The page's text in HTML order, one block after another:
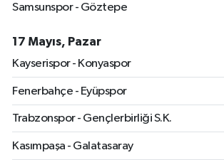
Samsunspor - Göztepe
17 Mayıs, Pazar
Kayserispor - Konyaspor
Fenerbahçe - Eyüpspor
Trabzonspor - Gençlerbirliği S.K.
Kasımpaşa - Galatasaray